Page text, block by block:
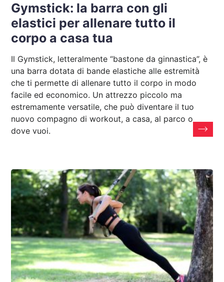
Gymstick: la barra con gli
elastici per allenare tutto il
corpo a casa tua
Il Gymstick, letteralmente “bastone da ginnastica”, è
una barra dotata di bande elastiche alle estremità
che ti permette di allenare tutto il corpo in modo
facile ed economico. Un attrezzo piccolo ma
estremamente versatile, che può diventare il tuo
nuovo compagno di workout, a casa, al parco o
dove vuoi.